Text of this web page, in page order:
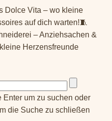
Dolce Vita – wo kleine
auf dich warten!🧵
– Anziehsachen &
Herzensfreunde
Enter um zu suchen oder
die Suche zu schließen